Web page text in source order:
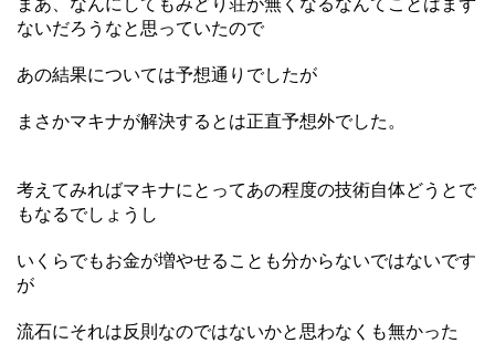
ないだろうなと思っていたので
あの結果については予想通りでしたが
まさかマキナが解決するとは正直予想外でした。
考えてみればマキナにとってあの程度の技術自体どうとで
もなるでしょうし
いくらでもお金が増やせることも分からないではないです
が
流石にそれは反則なのではないかと思わなくも無かった